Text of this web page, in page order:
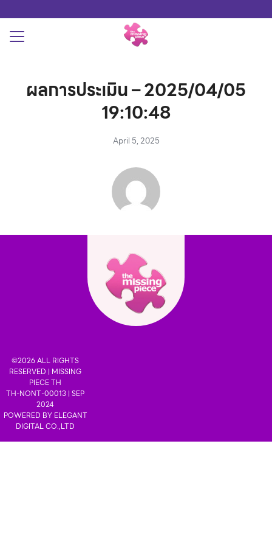
to
content
อบภาวะพร่องฮอร์โมนไทรอยด์
Search
ผลการประเมิน – 2025/04/05
19:10:48
April 5, 2025
POWERED BY ELEGANT
DIGITAL CO.,LTD
©2026 ALL RIGHTS
RESERVED | MISSING
PIECE TH
TH-NONT-00013 | SEP
2024